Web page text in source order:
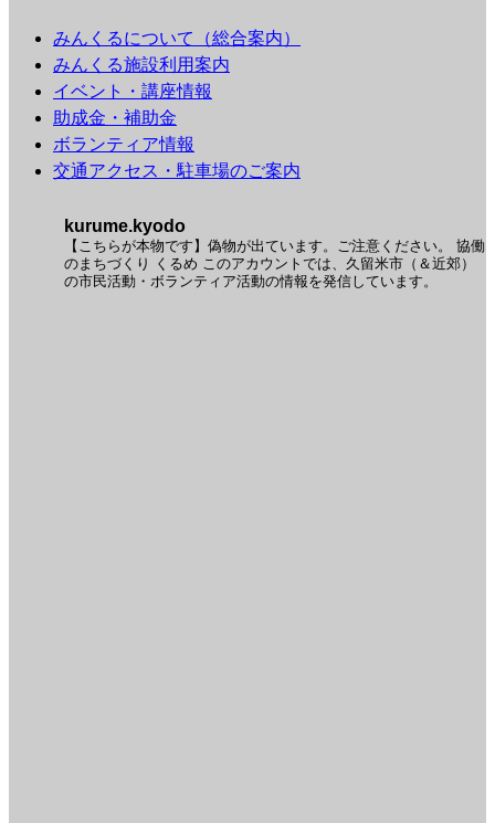
みんくるについて（総合案内）
みんくる施設利用案内
イベント・講座情報
助成金・補助金
ボランティア情報
交通アクセス・駐車場のご案内
kurume.kyodo
【こちらが本物です】偽物が出ています。ご注意ください。
協働
のまちづくり くるめ このアカウントでは、久留米市（＆近郊）
の市民活動・ボランティア活動の情報を発信しています。